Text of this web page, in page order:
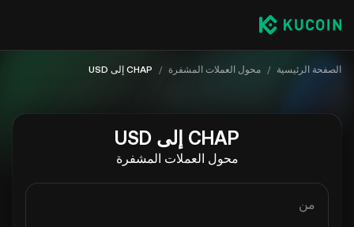
الصفحة الرئيسية / محول العملات المشفرة / CHAP إلى USD
CHAP إلى USD
محول العملات المشفرة
من